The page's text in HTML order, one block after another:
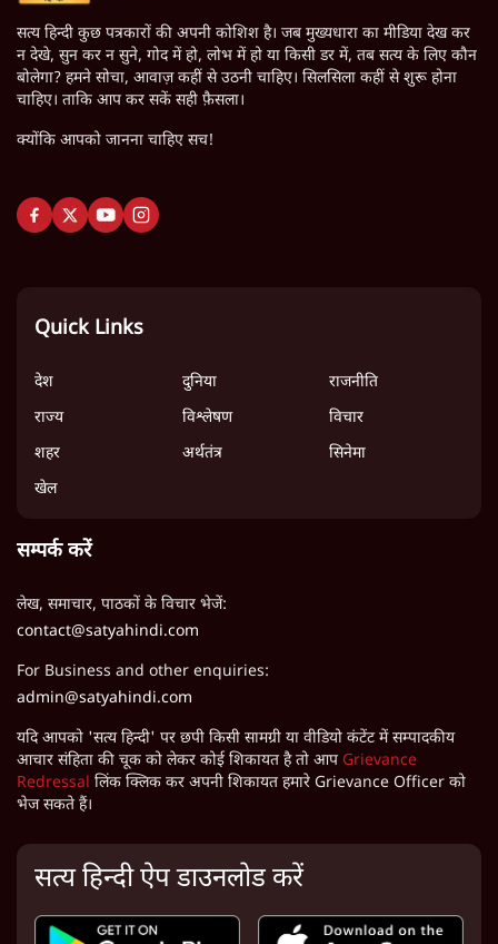
सत्य हिन्दी कुछ पत्रकारों की अपनी कोशिश है। जब मुख्यधारा का मीडिया देख कर
न देखे, सुन कर न सुने, गोद में हो, लोभ में हो या किसी डर में, तब सत्य के लिए कौन
बोलेगा? हमने सोचा, आवाज़ कहीं से उठनी चाहिए। सिलसिला कहीं से शुरू होना
चाहिए। ताकि आप कर सकें सही फ़ैसला।
क्योंकि आपको जानना चाहिए सच!
Quick Links
देश दुनिया
राजनीति
राज्य
विश्लेषण
विचार
शहर
अर्थतंत्र
सिनेमा
खेल
सम्पर्क करें
लेख, समाचार, पाठकों के विचार भेजें:
contact@satyahindi.com
For Business and other enquiries:
admin@satyahindi.com
यदि आपको 'सत्य हिन्दी' पर छपी किसी सामग्री या वीडियो कंटेंट में सम्पादकीय
आचार संहिता की चूक को लेकर कोई शिकायत है तो आप Grievance
Redressal लिंक क्लिक कर अपनी शिकायत हमारे Grievance Officer को
भेज सकते हैं।
सत्य हिन्दी ऐप डाउनलोड करें